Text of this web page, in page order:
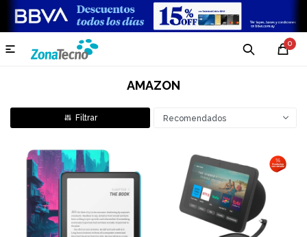
0

AMAZON
Recomendados